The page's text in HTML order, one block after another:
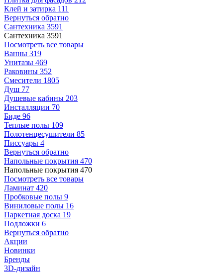
Клей и затирка 111
Вернуться обратно
Сантехника 3591
Сантехника 3591
Посмотреть все товары
Ванны 319
Унитазы 469
Раковины 352
Смесители 1805
Душ 77
Душевые кабины 203
Инсталляции 70
Биде 96
Теплые полы 109
Полотенцесушители 85
Писсуары 4
Вернуться обратно
Напольные покрытия 470
Напольные покрытия 470
Посмотреть все товары
Ламинат 420
Пробковые полы 9
Виниловые полы 16
Паркетная доска 19
Подложки 6
Вернуться обратно
Акции
Новинки
Бренды
3D-дизайн